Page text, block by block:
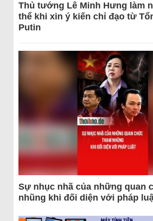
Thủ tướng Lê Minh Hưng làm
thể khi xin ý kiến chỉ đạo từ
Putin
Sự nhục nhã của những quan
nhũng khi đối diện với pháp